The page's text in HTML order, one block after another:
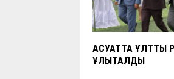
АҚСУАТТА ҰЛТТЫҚ
ҰЛЫҚТАЛДЫ